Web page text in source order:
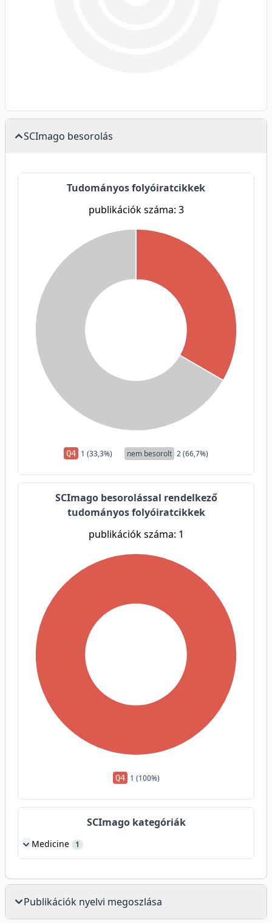
SCImago besorolás
Tudományos folyóiratcikkek
publikációk száma: 3
Q4 1 (33,3%) nem besorolt 2 (66,7%)
SCImago besorolással rendelkező
tudományos folyóiratcikkek
publikációk száma: 1
Q4 1 (100%)
SCImago kategóriák
Medicine 1
Publikációk nyelvi megoszlása